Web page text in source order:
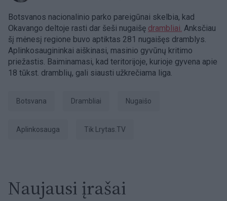
Botsvanos nacionalinio parko pareigūnai skelbia, kad
Okavango deltoje rasti dar šeši nugaišę drambliai. Anksčiau
šį mėnesį regione buvo aptiktas 281 nugaišęs dramblys.
Aplinkosaugininkai aiškinasi, masinio gyvūnų kritimo
priežastis. Baiminamasi, kad teritorijoje, kurioje gyvena apie
18 tūkst. dramblių, gali siausti užkrečiama liga.
Botsvana drambliai nugaišo
aplinkosauga tik Lrytas.TV
Naujausi įrašai